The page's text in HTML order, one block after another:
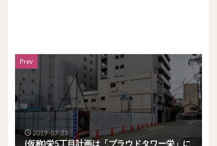
Prev
2019-07-23
(仮称)栄5丁目計画は「プラウドタワー栄」に